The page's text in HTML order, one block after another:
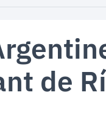
de